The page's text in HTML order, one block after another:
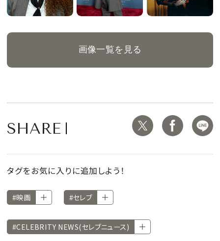
画像一覧を見る
SHARE
タグをお気に入りに追加しよう！
#映画 #セレブ
#CELEBRITY NEWS(セレブニュース)